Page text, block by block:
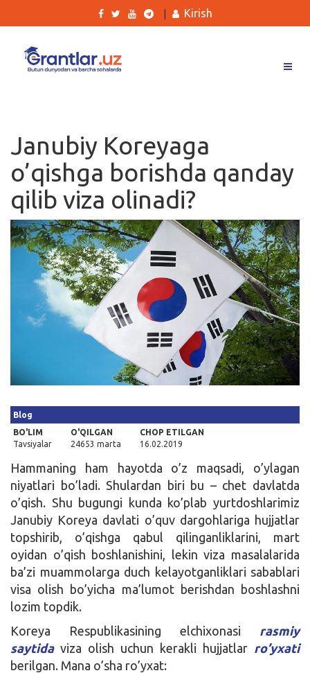
Ishlar
Kurslar
Blog
Yana
Qidirish
Kirish
Kirish
Janubiy Koreyaga
o’qishga borishda qanday
qilib viza olinadi?
Blog
BO'LIM
Tavsiyalar
O'QILGAN
24653 marta
CHOP ETILGAN
16.02.2019
Hammaning ham hayotda o’z maqsadi, o’ylagan
niyatlari bo’ladi. Shulardan biri bu – chet davlatda
o’qish. Shu bugungi kunda ko’plab yurtdoshlarimiz
Janubiy Koreya davlati o’quv dargohlariga hujjatlar
topshirib, o’qishga qabul qilinganliklarini, mart
oyidan o’qish boshlanishini, lekin viza masalalarida
ba’zi muammolarga duch kelayotganliklari sabablari
visa olish bo’yicha ma’lumot berishdan boshlashni
lozim topdik.
Koreya Respublikasining elchixonasi rasmiy
saytidaviza olish uchun kerakli hujjatlar ro’yxati
berilgan. Mana o’sha ro’yxat: